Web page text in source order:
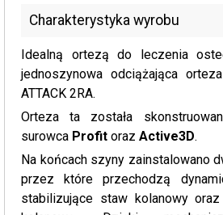
Charakterystyka wyrobu
Idealną ortezą do leczenia
jednoszynowa odciążająca
ATTACK 2RA.
Orteza ta została
surowca Profit oraz Active3D.
Na końcach szyny zainstalowano
przez które przechodzą
stabilizujące staw kolanowy